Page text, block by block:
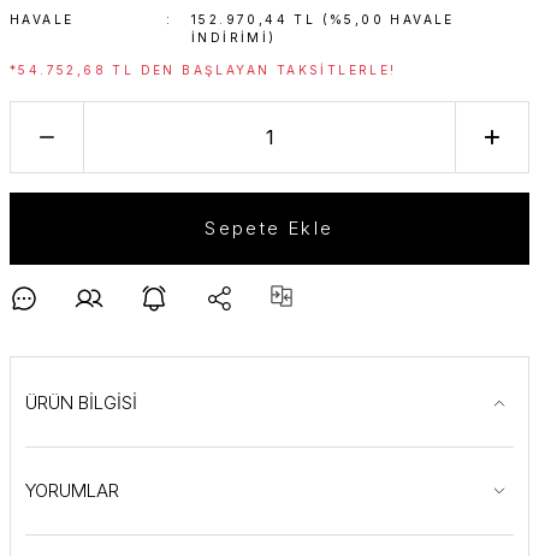
HAVALE
152.970,44 TL (%5,00 HAVALE
INDIRIMI)
*54.752,68 TL DEN BAŞLAYAN TAKSITLERLE!
Sepete Ekle
ÜRÜN BİLGİSİ
YORUMLAR